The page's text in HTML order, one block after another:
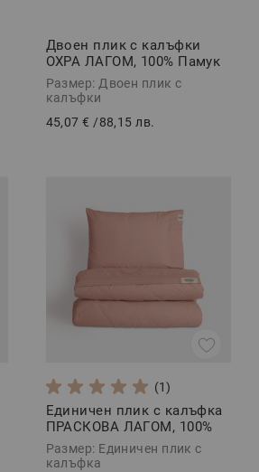
Двоен плик с калъфки
ОХРА ЛАГОМ, 100% Памук
Ранфорс, 3 части
Размер: Двоен плик с
калъфки
45,07 € /88,15 лв.
(1)
Единичен плик с калъфка
ПРАСКОВА ЛАГОМ, 100%
Памук Ранфорс, 2 части
Размер: Единичен плик с
калъфка